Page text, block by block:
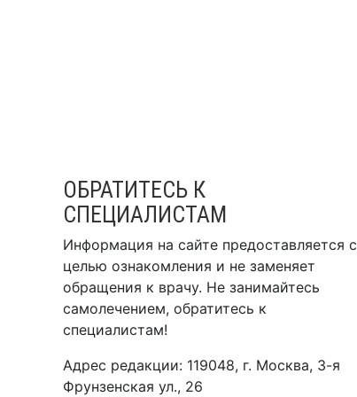
ОБРАТИТЕСЬ К
СПЕЦИАЛИСТАМ
Информация на сайте предоставляется с
целью ознакомления и не заменяет
обращения к врачу. Не занимайтесь
самолечением, обратитесь к
специалистам!
Адрес редакции: 119048, г. Москва, 3-я
Фрунзенская ул., 26